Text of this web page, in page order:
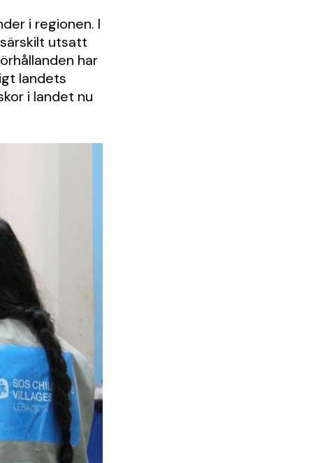
i regionen. I
utsatt
har
landets
i landet nu